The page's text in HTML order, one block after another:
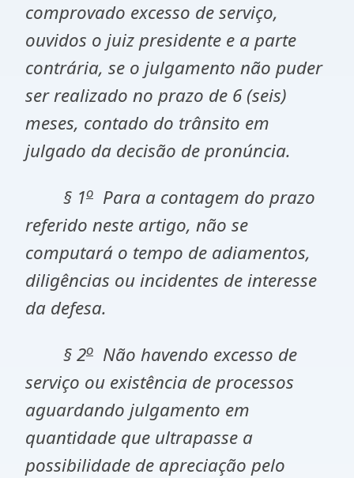
comprovado excesso de serviço,
ouvidos o juiz presidente e a parte
contrária, se o julgamento não puder
ser realizado no prazo de 6 (seis)
meses, contado do trânsito em
julgado da decisão de pronúncia.
§ 1o Para a contagem do prazo
referido neste artigo, não se
computará o tempo de adiamentos,
diligências ou incidentes de interesse
da defesa.
§ 2o Não havendo excesso de
serviço ou existência de processos
aguardando julgamento em
quantidade que ultrapasse a
possibilidade de apreciação pelo